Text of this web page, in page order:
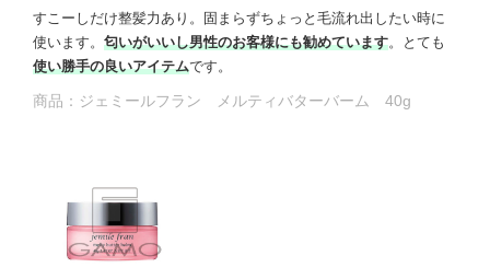
すこーしだけ整髪力あり。固まらずちょっと毛流れ出したい時に
使います。 匂いがいいし男性のお客様にも勧めています。とても
使い勝手の良いアイテムです。
商品： ジェミールフラン メルティバターバーム 40g